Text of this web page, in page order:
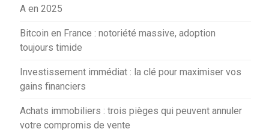
A en 2025
Bitcoin en France : notoriété massive, adoption
toujours timide
Investissement immédiat : la clé pour maximiser vos
gains financiers
Achats immobiliers : trois pièges qui peuvent annuler
votre compromis de vente